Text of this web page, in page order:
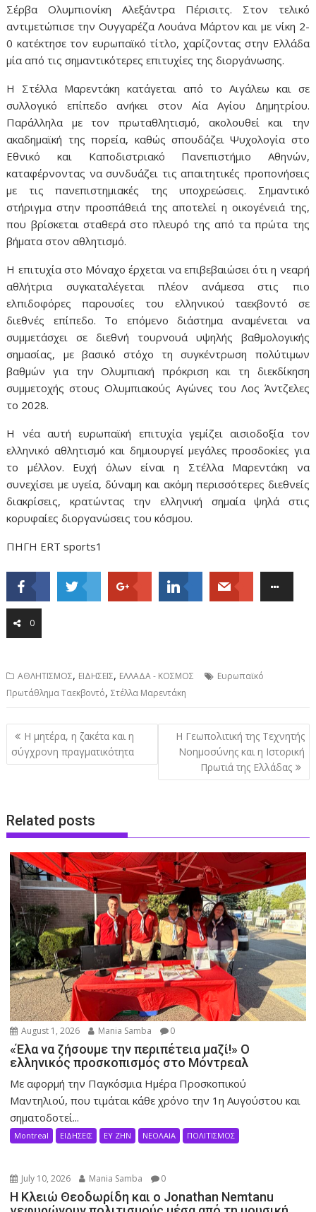
Σέρβα Ολυμπιονίκη Αλεξάντρα Πέρισιτς. Στον τελικό
αντιμετώπισε την Ουγγαρέζα Λουάνα Μάρτον και με νίκη 2-
0 κατέκτησε τον ευρωπαϊκό τίτλο, χαρίζοντας στην Ελλάδα
μία από τις σημαντικότερες επιτυχίες της διοργάνωσης.
Η Στέλλα Μαρεντάκη κατάγεται από το Αιγάλεω και σε
συλλογικό επίπεδο ανήκει στον Αία Αγίου Δημητρίου.
Παράλληλα με τον πρωταθλητισμό, ακολουθεί και την
ακαδημαϊκή της πορεία, καθώς σπουδάζει Ψυχολογία στο
Εθνικό και Καποδιστριακό Πανεπιστήμιο Αθηνών,
καταφέρνοντας να συνδυάζει τις απαιτητικές προπονήσεις
με τις πανεπιστημιακές της υποχρεώσεις. Σημαντικό
στήριγμα στην προσπάθειά της αποτελεί η οικογένειά της,
που βρίσκεται σταθερά στο πλευρό της από τα πρώτα της
βήματα στον αθλητισμό.
Η επιτυχία στο Μόναχο έρχεται να επιβεβαιώσει ότι η νεαρή
αθλήτρια συγκαταλέγεται πλέον ανάμεσα στις πιο
ελπιδοφόρες παρουσίες του ελληνικού ταεκβοντό σε
διεθνές επίπεδο. Το επόμενο διάστημα αναμένεται να
συμμετάσχει σε διεθνή τουρνουά υψηλής βαθμολογικής
σημασίας, με βασικό στόχο τη συγκέντρωση πολύτιμων
βαθμών για την Ολυμπιακή πρόκριση και τη διεκδίκηση
συμμετοχής στους Ολυμπιακούς Αγώνες του Λος Άντζελες
το 2028.
Η νέα αυτή ευρωπαϊκή επιτυχία γεμίζει αισιοδοξία τον
ελληνικό αθλητισμό και δημιουργεί μεγάλες προσδοκίες για
το μέλλον. Ευχή όλων είναι η Στέλλα Μαρεντάκη να
συνεχίσει με υγεία, δύναμη και ακόμη περισσότερες διεθνείς
διακρίσεις, κρατώντας την ελληνική σημαία ψηλά στις
κορυφαίες διοργανώσεις του κόσμου.
ΠΗΓΗ ERT sports1
0
ΑΘΛΗΤΙΣΜΟΣ, ΕΙΔΗΣΕΙΣ, ΕΛΛΑΔΑ - ΚΟΣΜΟΣ
Ευρωπαϊκό
Πρωτάθλημα Ταεκβοντό,Στέλλα Μαρεντάκη
Post
navigation
Η μητέρα, η ζακέτα και η
σύγχρονη πραγματικότητα
Η Γεωπολιτική της Τεχνητής
Νοημοσύνης και η Ιστορική
Πρωτιά της Ελλάδας
Related posts
August 1, 2026 Mania Samba 0
«Έλα να ζήσουμε την περιπέτεια μαζί!» Ο
ελληνικός προσκοπισμός στο Μόντρεαλ
Με αφορμή την Παγκόσμια Ημέρα Προσκοπικού
Μαντηλιού, που τιμάται κάθε χρόνο την 1η Αυγούστου και
σηματοδοτεί...
Montreal ΕΙΔΗΣΕΙΣ ΕΥ ΖΗΝ ΝΕΟΛΑΙΑ ΠΟΛΙΤΙΣΜΟΣ
July 10, 2026 Mania Samba 0
Η Κλειώ Θεοδωρίδη και ο Jonathan Nemtanu